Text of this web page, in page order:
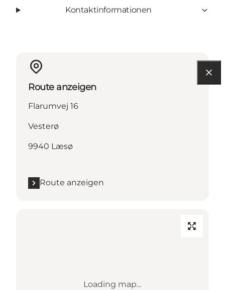
Kontaktinformationen
Route anzeigen
Flarumvej 16
Vesterø
9940 Læsø
Route anzeigen
Loading map...